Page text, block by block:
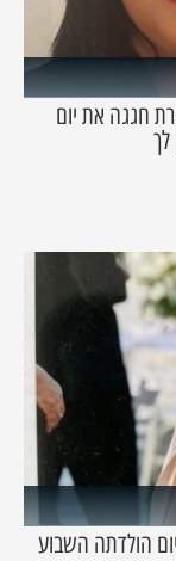
חגגה את יום
הולדתה השבוע